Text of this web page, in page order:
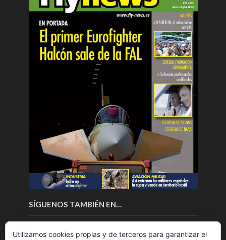
SÍGUENOS TAMBIÉN EN…
Utilizamos cookies propias y de terceros para garantizar el